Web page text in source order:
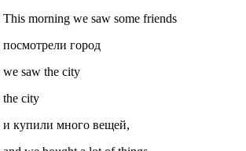
This morning we saw some friends
посмотрели город
we saw the city
the city
и купили много вещей,